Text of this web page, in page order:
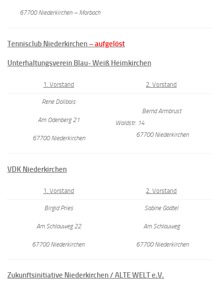
67700 Niederkirchen – Morbach
Tennisclub Niederkirchen – aufgelöst
Unterhaltungsverein Blau- Weiß Heimkirchen
1. Vorstand 2. Vorstand
Rene Dolibois
Am Odenberg 21
67700 Niederkirchen
Bernd Armbrust
Waldstr. 14
67700 Niederkirchen
VDK Niederkirchen
1. Vorstand 2. Vorstand
Birgid Pries
Am Schlauweg 22
67700 Niederkirchen
Sabine Gödtel
Am Schlauweg
67700 Niederkirchen
Zukunftsinitiative Niederkirchen / ALTE WELT e.V.